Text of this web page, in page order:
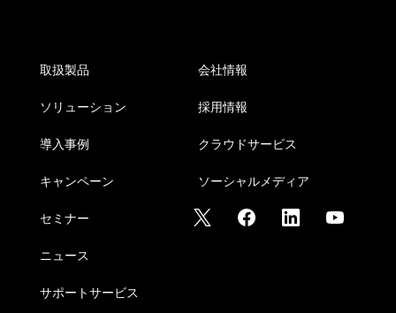
取扱製品
ソリューション
導入事例
キャンペーン
セミナー
ニュース
サポートサービス
会社情報
採用情報
クラウドサービス
ソーシャルメディア